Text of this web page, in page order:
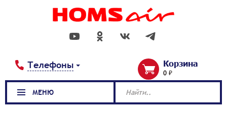
Телефоны Корзина
0 ₽
МЕНЮ Найти..